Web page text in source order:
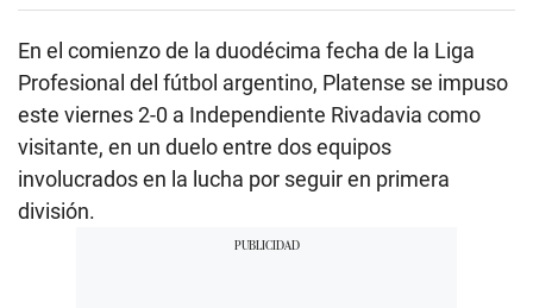
En el comienzo de la duodécima fecha de la Liga
Profesional del fútbol argentino, Platense se impuso
este viernes 2-0 a Independiente Rivadavia como
visitante, en un duelo entre dos equipos
involucrados en la lucha por seguir en primera
división.